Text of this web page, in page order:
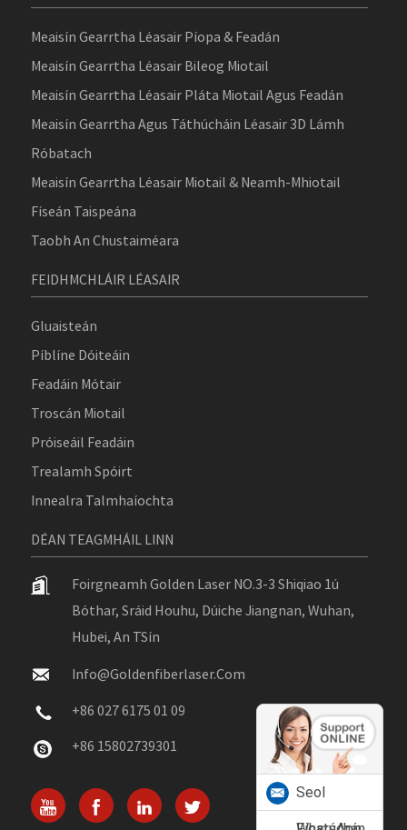
Meaisín Gearrtha Léasair Píopa & Feadán
Meaisín Gearrtha Léasair Bileog Miotail
Meaisín Gearrtha Léasair Pláta Miotail Agus Feadán
Meaisín Gearrtha Agus Táthúcháin Léasair 3D Lámh
Róbatach
Meaisín Gearrtha Léasair Miotail & Neamh-Mhiotail
Físeán Taispeána
Taobh An Chustaiméara
FEIDHMCHLÁIR LÉASAIR
Gluaisteán
Píblíne Dóiteáin
Feadáin Mótair
Troscán Miotail
Próiseáil Feadáin
Trealamh Spóirt
Innealra Talmhaíochta
DÉAN TEAGMHÁIL LINN
Foirgneamh Golden Laser NO.3-3 Shiqiao 1ú
Bóthar, Sráid Houhu, Dúiche Jiangnan, Wuhan,
Hubei, An TSín
Info@goldenfiberlaser.com
+86 027 6175 01 09
+86 15802739301
Seol